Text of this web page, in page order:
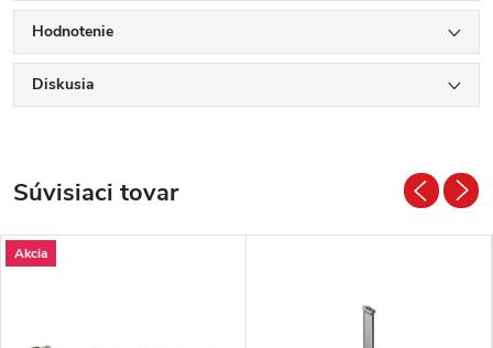
Hodnotenie
Diskusia
Súvisiaci tovar
Akcia